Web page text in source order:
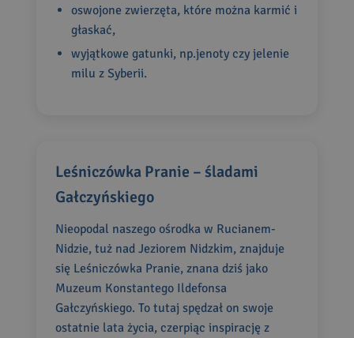
oswojone zwierzęta, które można karmić i
głaskać,
wyjątkowe gatunki, np.jenoty czy jelenie
milu z Syberii.
Leśniczówka Pranie – śladami
Gałczyńskiego
Nieopodal naszego ośrodka w Rucianem-
Nidzie, tuż nad Jeziorem Nidzkim, znajduje
się Leśniczówka Pranie, znana dziś jako
Muzeum Konstantego Ildefonsa
Gałczyńskiego. To tutaj spędzał on swoje
ostatnie lata życia, czerpiąc inspirację z